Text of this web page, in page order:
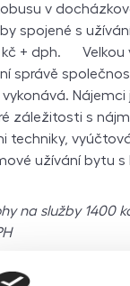
v
spojené s
kč + dph. Velkou
správě
Nájemci
záležitosti s
techniky,
užívání bytu s
na služby 1400